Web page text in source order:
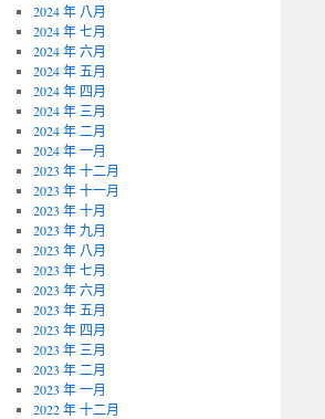
2024 年 八月
2024 年 七月
2024 年 六月
2024 年 五月
2024 年 四月
2024 年 三月
2024 年 二月
2024 年 一月
2023 年 十二月
2023 年 十一月
2023 年 十月
2023 年 九月
2023 年 八月
2023 年 七月
2023 年 六月
2023 年 五月
2023 年 四月
2023 年 三月
2023 年 二月
2023 年 一月
2022 年 十二月